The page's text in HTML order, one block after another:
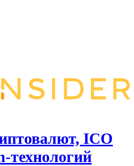
ICO
технологий